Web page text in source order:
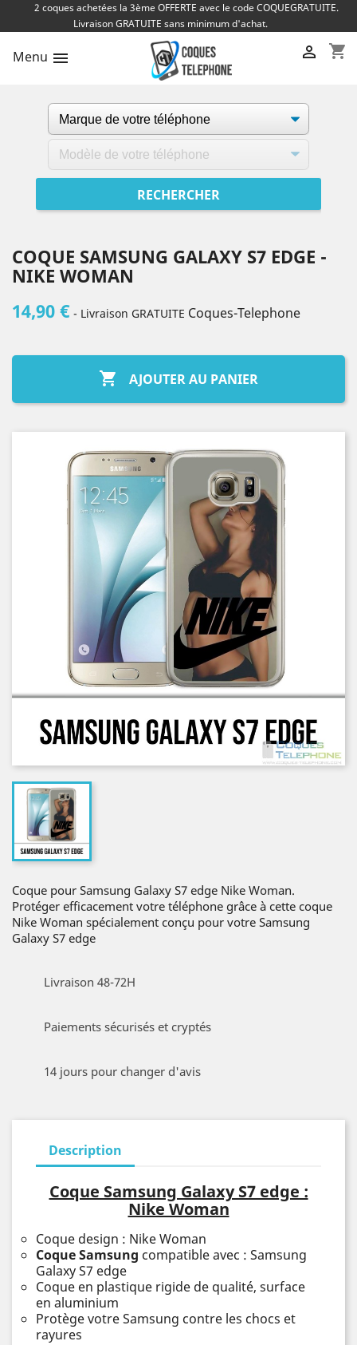
2 coques achetées la 3ème OFFERTE avec le code COQUEGRATUITE.
Livraison GRATUITE sans minimum d'achat.
Menu  shopping_cart

COQUE SAMSUNG GALAXY S7 EDGE -
NIKE WOMAN
14,90 € - Livraison GRATUITE Coques-Telephone
 AJOUTER AU PANIER
Coque pour Samsung Galaxy S7 edge Nike Woman.
Protéger efficacement votre téléphone grâce à cette coque
Nike Woman spécialement conçu pour votre Samsung
Galaxy S7 edge
Livraison 48-72H
Paiements sécurisés et cryptés
14 jours pour changer d'avis
Description
Coque Samsung Galaxy S7 edge :
Nike Woman
Coque design : Nike Woman
Coque Samsung compatible avec : Samsung
Galaxy S7 edge
Coque en plastique rigide de qualité, surface
en aluminium
Protège votre Samsung contre les chocs et
rayures